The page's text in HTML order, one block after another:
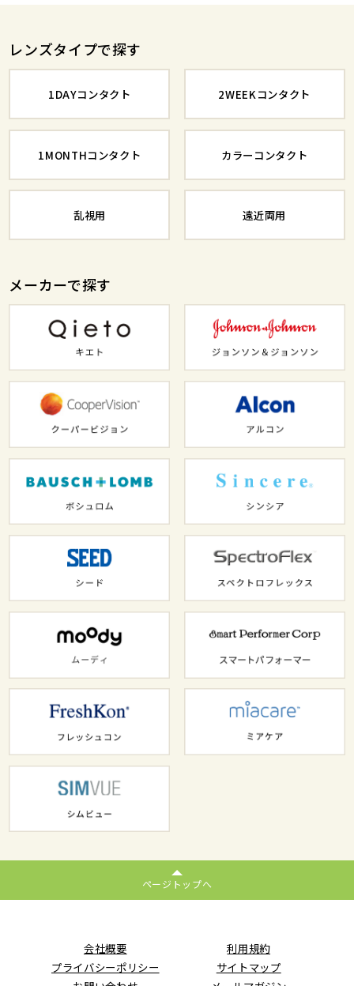
レンズタイプで探す
1DAYコンタクト 2WEEKコンタクト
1MONTHコンタクト カラーコンタクト
乱視用 遠近両用
メーカーで探す
ページトップへ
会社概要
利用規約
プライバシーポリシー
サイトマップ